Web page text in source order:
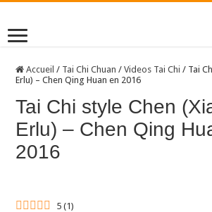
Accueil / Tai Chi Chuan / Videos Tai Chi / Tai
Erlu) – Chen Qing Huan en 2016
Tai Chi style Chen
Erlu) – Chen Qing
2016
5 (1)